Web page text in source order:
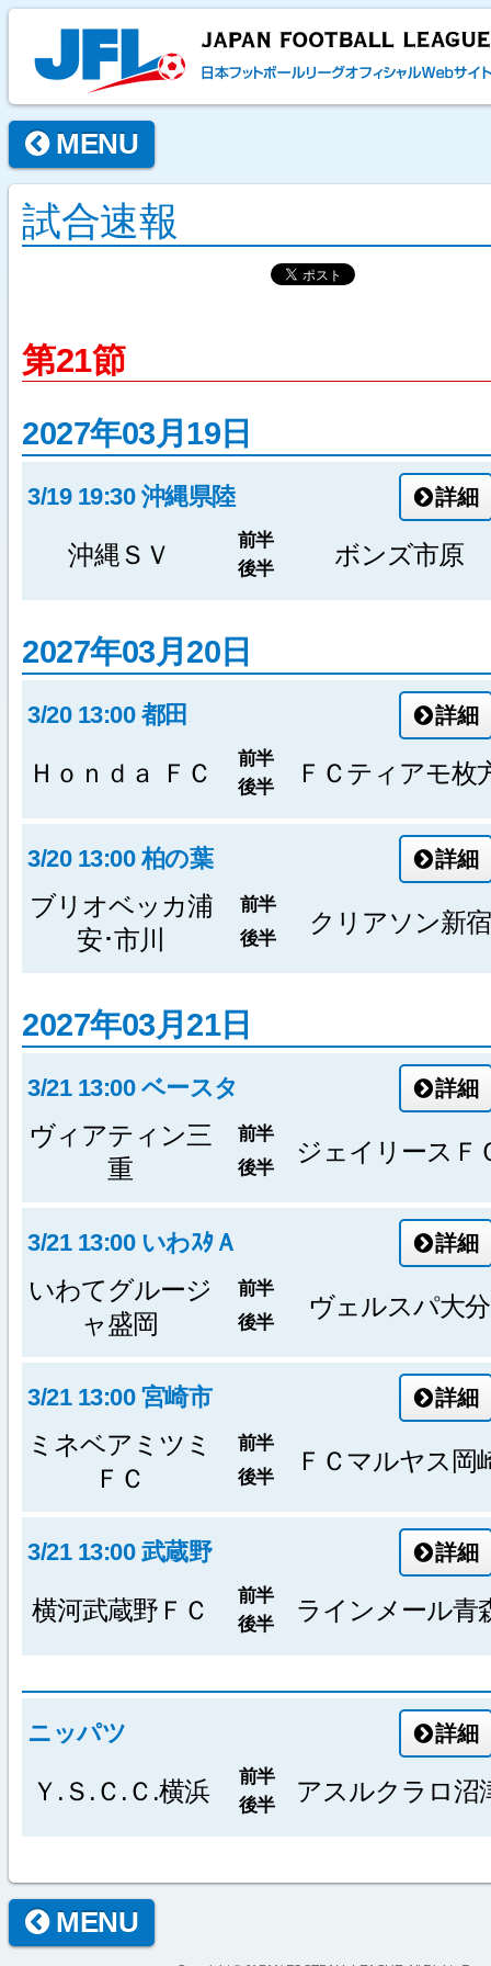
MENU
試合速報
第21節
2027年03月19日
3/19 19:30 沖縄県陸 詳細
沖縄ＳＶ 前半 ボンズ市原
後半
2027年03月20日
3/20 13:00 都田 詳細
Ｈｏｎｄａ ＦＣ 前半 ＦＣティアモ枚
後半
3/20 13:00 柏の葉 詳細
ブリオベッカ浦
安･市川
前半
クリアソン新宿
後半
2027年03月21日
3/21 13:00 ベースタ 詳細
ヴィアティン三
重
前半
ジェイリースＦ
後半
3/21 13:00 いわｽﾀＡ 詳細
いわてグルージ
ャ盛岡
前半
ヴェルスパ大分
後半
3/21 13:00 宮崎市 詳細
ミネベアミツミ
ＦＣ
前半
ＦＣマルヤス岡
後半
3/21 13:00 武蔵野 詳細
横河武蔵野ＦＣ 前半 ラインメール青
後半
ニッパツ 詳細
Ｙ.Ｓ.Ｃ.Ｃ.横浜 前半 アスルクラロ沼
後半
MENU